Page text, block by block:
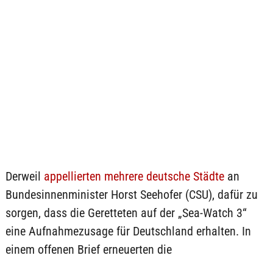
Derweil appellierten mehrere deutsche Städtean
Bundesinnenminister Horst Seehofer (CSU), dafür zu
sorgen, dass die Geretteten auf der „Sea-Watch 3“
eine Aufnahmezusage für Deutschland erhalten. In
einem offenen Brief erneuerten die